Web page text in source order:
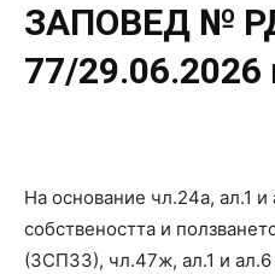
ЗАПОВЕД №
77/29.06.2026
На основание чл.24а, ал.1 и
собствеността и
(ЗСПЗЗ), чл.47ж, ал.1 и ал.6